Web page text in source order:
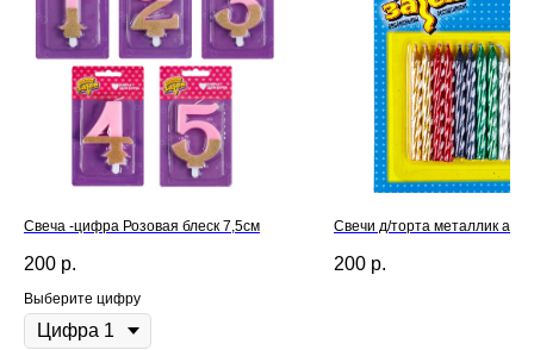
Свеча -цифра Розовая блеск 7,5см
200 р.
Выберите цифру
Свечи д/торта металлик асс
200 р.